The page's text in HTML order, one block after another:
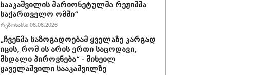
სააკაშვილის მარიონეტულმა რეჟიმმა
საქართველო ომში“
რეზონანსი 08.08.2026
„ჩვენმა საზოგადოებამ ყველაზე კარგად
იცის, რომ ის არის ერთი საცოდავი,
მხდალი პიროვნება“ - მიხეილ
ყაველაშვილი სააკაშვილზე